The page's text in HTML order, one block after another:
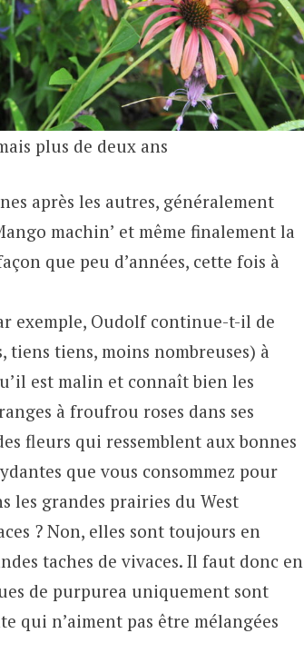
plus de deux ans
après les autres, généralement
machin’ et même finalement la
que peu d’années, cette fois à
exemple, Oudolf continue-t-il de
tiens tiens, moins nombreuses) à
est malin et connaît bien les
à froufrou roses dans ses
fleurs qui ressemblent aux bonnes
que vous consommez pour
les grandes prairies du West
? Non, elles sont toujours en
taches de vivaces. Il faut donc en
de purpurea uniquement sont
qui n’aiment pas être mélangées